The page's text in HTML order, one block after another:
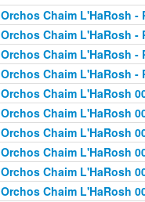
Orchos Chaim L'HaRosh -
Orchos Chaim L'HaRosh -
Orchos Chaim L'HaRosh -
Orchos Chaim L'HaRosh -
Orchos Chaim L'HaRosh
Orchos Chaim L'HaRosh
Orchos Chaim L'HaRosh
Orchos Chaim L'HaRosh
Orchos Chaim L'HaRosh
Orchos Chaim L'HaRosh